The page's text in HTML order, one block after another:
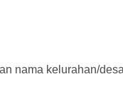
nama kelurahan/